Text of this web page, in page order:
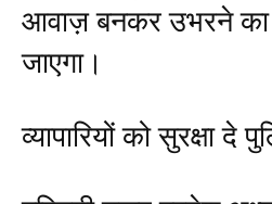
आवाज़ बनकर उभरने का
जाएगा।
व्यापारियों को सुरक्षा दे